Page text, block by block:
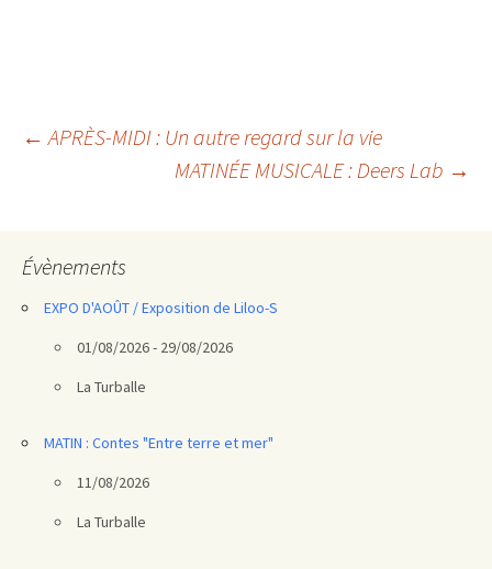
Navigation
← APRÈS-MIDI : Un autre regard sur la vie
MATINÉE MUSICALE : Deers Lab →
Évènements
EXPO D'AOÛT / Exposition de Liloo-S
01/08/2026 - 29/08/2026
La Turballe
MATIN : Contes "Entre terre et mer"
11/08/2026
La Turballe